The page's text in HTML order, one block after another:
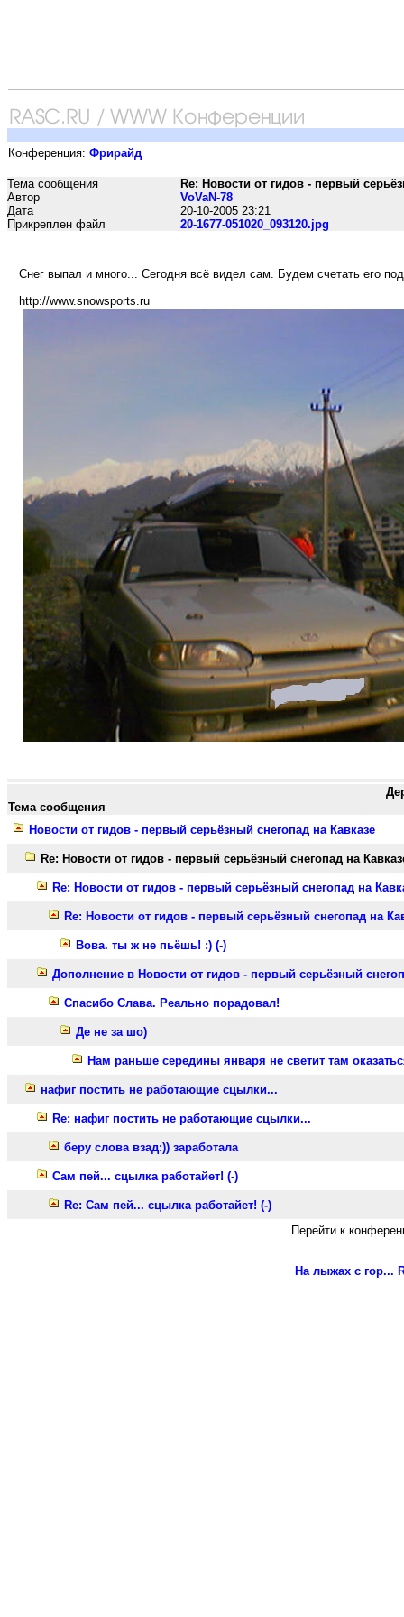
Конференция: Фрирайд
Тема сообщения
Re: Новости от гидов - первый
Автор
VoVaN-78
Дата
20-10-2005 23:21
Прикреплен файл
20-1677-051020_093120.jpg
Снег выпал и много... Сегодня всё видел сам. Будем счетать его
http://www.snowsports.ru
Тема сообщения
Новости от гидов - первый серьёзный снегопад на Кавказе
Re: Новости от гидов - первый серьёзный снегопад на
Re: Новости от гидов - первый серьёзный снегопад на
Re: Новости от гидов - первый серьёзный снегопад на
Вова. ты ж не пьёшь! :) (-)
Дополнение в Новости от гидов - первый серьёзный
Спасибо Слава. Реально порадовал!
Де не за шо)
Нам раньше середины января не светит там
нафиг постить не работающие сцылки...
Re: нафиг постить не работающие сцылки...
беру слова взад:)) заработала
Сам пей... сцылка работайет! (-)
Re: Сам пей... сцылка работайет! (-)
Перейти к
На лыжах с гор...